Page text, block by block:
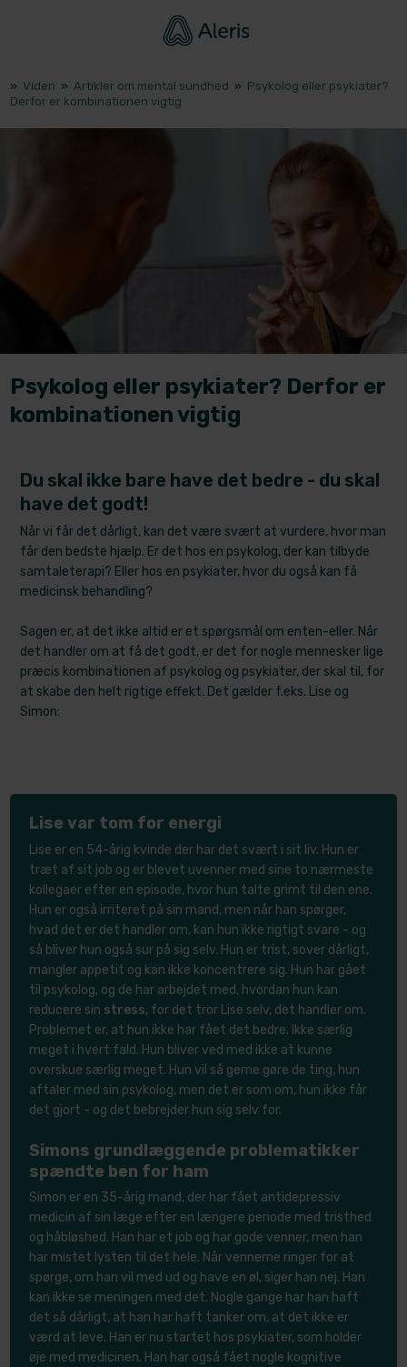
» Viden » Artikler om mental sundhed » Psykolog eller psykiater?
Derfor er kombinationen vigtig
Psykolog eller psykiater? Derfor er
kombinationen vigtig
Du skal ikke bare have det bedre - du skal
have det godt!
Når vi får det dårligt, kan det være svært at vurdere, hvor man
får den bedste hjælp. Er det hos en psykolog, der kan tilbyde
samtaleterapi? Eller hos en psykiater, hvor du også kan få
medicinsk behandling?
Sagen er, at det ikke altid er et spørgsmål om enten-eller. Når
det handler om at få det godt, er det for nogle mennesker lige
præcis kombinationen af psykolog og psykiater, der skal til, for
at skabe den helt rigtige effekt. Det gælder f.eks. Lise og
Simon:​
Lise var tom for energi
Lise er en 54-årig kvinde der har det svært i sit liv. Hun er
træt af sit job og er blevet uvenner med sine to nærmeste
kollegaer efter en episode, hvor hun talte grimt til den ene.
Hun er også irriteret på sin mand, men når han spørger,
hvad det er det handler om, kan hun ikke rigtigt svare - og
så bliver hun også sur på sig selv. Hun er trist, sover dårligt,
mangler appetit og kan ikke koncentrere sig. Hun har gået
til psyko​log, og de har arbejdet med, hvordan hun kan
reducere sin stress, for det tror Lise selv, det handler om.
Problemet er, at hun ikke har fået det bedre. Ikke særlig
meget i hvert fald. Hun bliver ved med ikke at kunne
overskue særlig meget. Hun vil så gerne gøre de ting, hun
aftaler med sin psykol​og, men det er som om, hun ikke får
det gjort - og det bebrejder hun sig selv for.
Simons grundlæggende problematikker
spændte ben for ham
Simon er en 35-årig mand, der har fået antidepressiv
medicin af sin læge efter en længere periode med tristhed
og håbløshed. Han har et job og har gode venner, men han
har mistet lysten til det hele. Når vennerne ringer for at
spørge, om han vil med ud og have en øl, siger han nej. Han
kan ikke se meningen med det. Nogle gange har han haft
det så dårligt, at han har haft tanker om, at det ikke er
værd at leve. Han er nu startet hos psy​kiater, som holder
øje med medicinen. Han har også fået nogle kognitive